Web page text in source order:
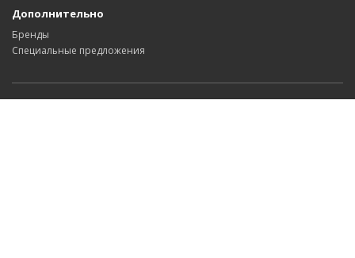
Дополнительно
Бренды
Специальные предложения